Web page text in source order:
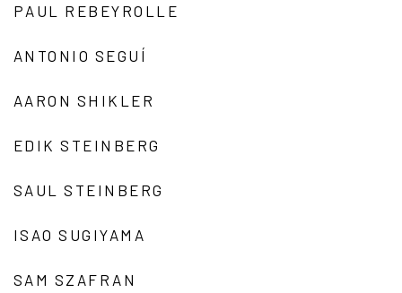
PAUL REBEYROLLE
ANTONIO SEGUÍ
AARON SHIKLER
EDIK STEINBERG
SAUL STEINBERG
ISAO SUGIYAMA
SAM SZAFRAN